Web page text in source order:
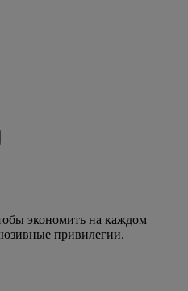
экономить на каждом
привилегии.